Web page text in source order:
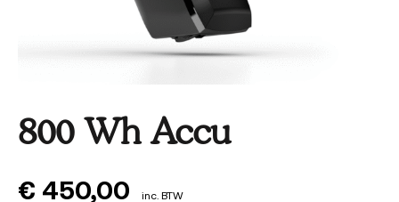
800 Wh Accu
€ 450,00 inc. BTW